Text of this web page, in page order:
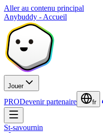
Aller au contenu principal
Anybuddy - Accueil
Jouer
PRODevenir partenaire fr
St-savournin